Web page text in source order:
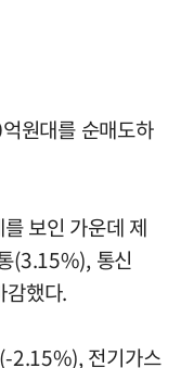
원대를 순매도하
보인 가운데 제
(3.15%), 통신
했다.
2.15%), 전기가스